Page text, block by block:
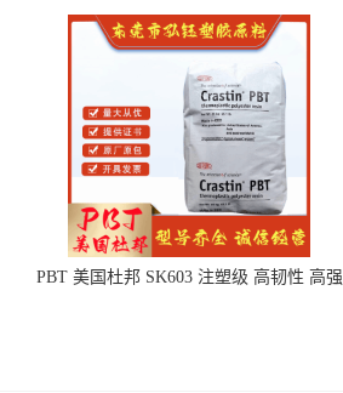
PBT 美国杜邦 SK603 注塑级 高韧性 高强